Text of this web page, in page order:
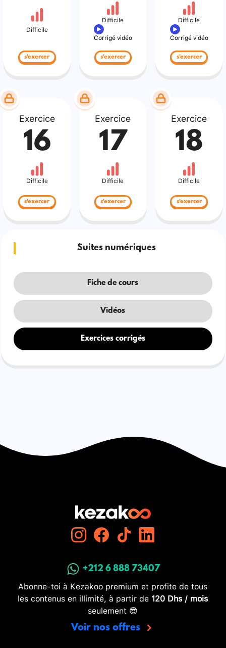
Difficile
s'exercer
Difficile
Corrigé vidéo
s'exercer
Difficile
Corrigé vidéo
s'exercer
Exercice
16
Difficile
s'exercer
Exercice
17
Difficile
s'exercer
Exercice
18
Difficile
s'exercer
Suites numériques
Fiche de cours
Vidéos
Exercices corrigés
+212 6 888 73407
Abonne-toi à Kezakoo premium et profite de tous
les contenus en illimité, à partir de 120 Dhs / mois
seulement 😎
Voir nos offres